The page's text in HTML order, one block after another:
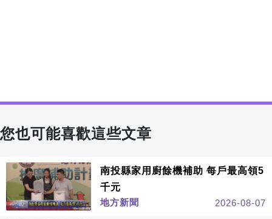
您也可能喜歡這些文章
南投縣家用廚餘機補助 每戶最高領5
千元
地方新聞
2026-08-07